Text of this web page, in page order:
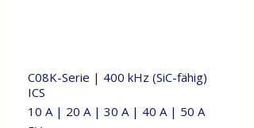
10 A | 20 A | 30 A | 40 A | 50 A
C08K-Serie | 400 kHz (SiC-fähig)
ICS